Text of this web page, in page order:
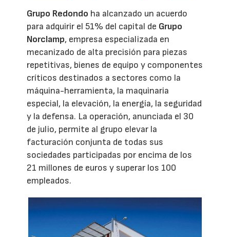
Grupo Redondo ha alcanzado un acuerdo
para adquirir el 51% del capital de Grupo
Norclamp, empresa especializada en
mecanizado de alta precisión para piezas
repetitivas, bienes de equipo y componentes
críticos destinados a sectores como la
máquina-herramienta, la maquinaria
especial, la elevación, la energía, la seguridad
y la defensa. La operación, anunciada el 30
de julio, permite al grupo elevar la
facturación conjunta de todas sus
sociedades participadas por encima de los
21 millones de euros y superar los 100
empleados.